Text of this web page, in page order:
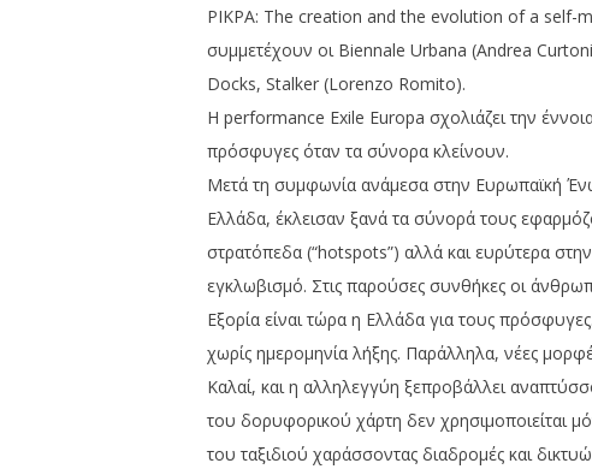
PIKPA: The creation and the evolution of a self-
συμμετέχουν οι Biennale Urbana (Andrea
Docks, Stalker (Lorenzo Romito).
H performance Exile Europa σχολιάζει την
πρόσφυγες όταν τα σύνορα κλείνουν.
Μετά τη συμφωνία ανάμεσα στην Ευρωπαϊκή
Ελλάδα, έκλεισαν ξανά τα σύνορά τους
στρατόπεδα (“hotspots”) αλλά και ευρύτερα
εγκλωβισμό. Στις παρούσες συνθήκες οι
Εξορία είναι τώρα η Ελλάδα για τους
χωρίς ημερομηνία λήξης. Παράλληλα, νέες
Καλαί, και η αλληλεγγύη ξεπροβάλλει
του δορυφορικού χάρτη δεν χρησιμοποιείται
του ταξιδιού χαράσσοντας διαδρομές και